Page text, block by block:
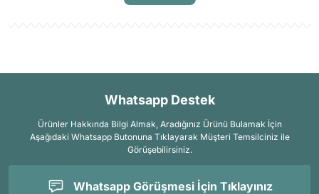
Whatsapp Destek
Ürünler Hakkında Bilgi Almak, Aradığınız Ürünü Bulamak İçin
Aşağıdaki Whatsapp Butonuna Tıklayarak Müşteri Temsilciniz ile
Görüşebilirsiniz.
Whatsapp Görüşmesi İçin Tıklayınız